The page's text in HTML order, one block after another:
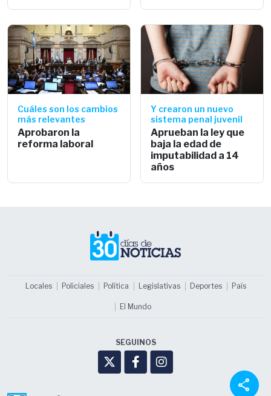
Cuáles son los cambios
más relevantes
Aprobaron la
reforma laboral
Y crearon un nuevo
sistema penal juvenil
Aprueban la ley que
baja la edad de
imputabilidad a 14
años
share
Locales Policiales Política Legislativas Deportes País
El Mundo
SEGUINOS